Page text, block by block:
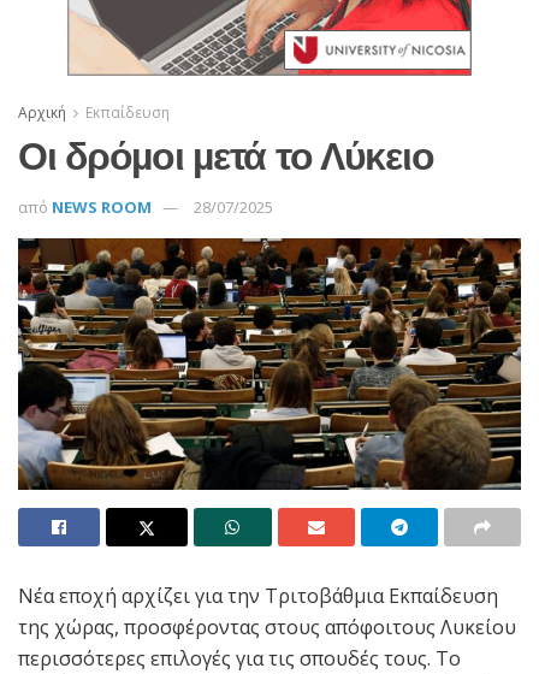
Αρχική Εκπαίδευση
Οι δρόµοι µετά το Λύκειο
από NEWS ROOM 28/07/2025
Νέα εποχή αρχίζει για την Τριτοβάθµια Εκπαίδευση
της χώρας, προσφέροντας στους απόφοιτους Λυκείου
περισσότερες επιλογές για τις σπουδές τους. Το